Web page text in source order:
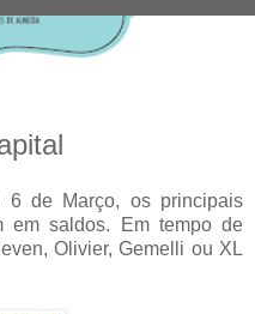
de Março, os principais
em saldos. Em tempo de
Olivier, Gemelli ou XL